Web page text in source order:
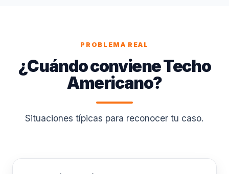
PROBLEMA REAL
¿Cuándo conviene Techo
Americano?
Situaciones típicas para reconocer tu caso.